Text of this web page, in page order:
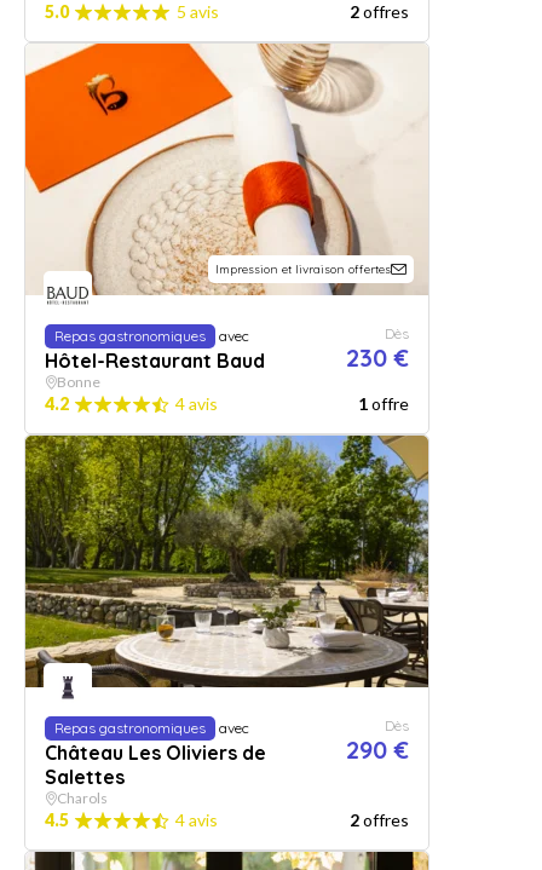
5.0 5 avis 2offres
Impression et livraison offertes
Repas gastronomiques avec
Hôtel-Restaurant Baud
Dès
230 €
Bonne
4.2 4 avis 1offre
Repas gastronomiques avec
Château Les Oliviers de
Salettes
Dès
290 €
Charols
4.5 4 avis 2offres